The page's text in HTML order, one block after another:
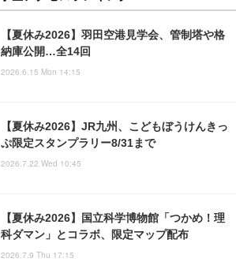
【夏休み2026】羽田空港見学会、管制塔や格
納庫公開…全14回
2026.6.15 Mon 14:15
【夏休み2026】JR九州、こどもぼうけんきっ
ぷ限定スタンプラリー8/31まで
2026.7.22 Wed 10:45
【夏休み2026】国立科学博物館「つかめ！理
科ダマン」とコラボ、限定マップ配布
2026.7.9 Thu 17:15